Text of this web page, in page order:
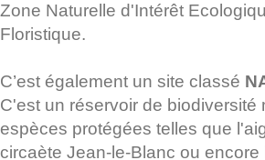
Zone Naturelle d'Intérêt
Floristique.
C’est également un site classé
C'est un réservoir de biodiversité
espèces protégées telles que
circaète Jean-le-Blanc ou encore